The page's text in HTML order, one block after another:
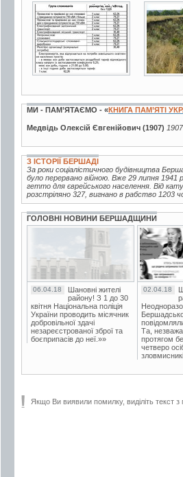
2 фото 14
МИ - ПАМ’ЯТАЄМО - «КНИГА ПАМ’ЯТІ
Медвідь Олексій Євгенійович (1907)
З ІСТОРІЇ БЕРШАДІ
За роки соціалістичного будівництва
було перервано війною. Вже 29 липня
гетто для єврейського населення. Від
розстріляно 327, вигнано в рабство 1203
ГОЛОВНІ НОВИНИ БЕРШАДЩИНИ
06.04.18
Шановні жителі
району! З 1 до 30
квітня Національна поліція
України проводить місячник
добровільної здачі
незареєстрованої зброї та
боєприпасів до неї.»»
02.04.18
Та,
протягом
четверо
Якщо Ви виявили помилку, виділіть текст